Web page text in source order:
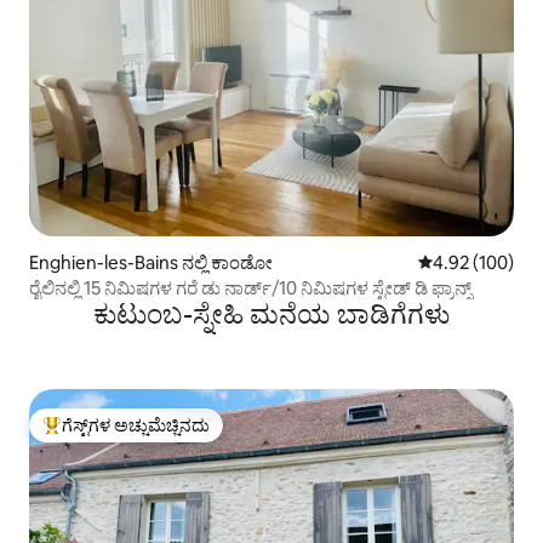
Enghien-les-Bains ನಲ್ಲಿ ಕಾಂಡೋ 5 ರಲ್ಲಿ 4.92
4.92 (100)
ರೈಲಿನಲ್ಲಿ 15 ನಿಮಿಷಗಳ ಗರೆ ಡು ನಾರ್ಡ್/10 ನಿಮಿಷಗಳ ಸ್ಟೇಡ್ ಡಿ ಫ್ರಾನ್ಸ್
ಕುಟುಂಬ-ಸ್ನೇಹಿ ಮನೆಯ ಬಾಡಿಗೆಗಳು
ಗೆಸ್ಟ್‌ಗಳಿಗೆ ಅತಿ ಹೆಚ್ಚು ಅಚ್ಚುಮೆಚ್ಚಿನದು
ಗೆಸ್ಟ್‌ಗಳ ಅಚ್ಚುಮೆಚ್ಚಿನದು